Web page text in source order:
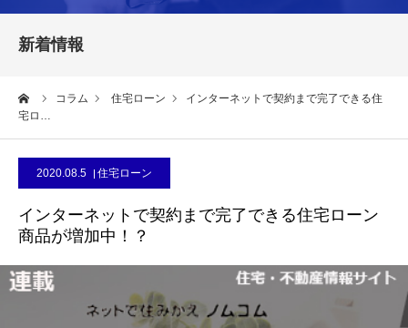
新着情報
コラム 住宅ローン
インターネットで契約まで完了できる住
宅ロ…
2020.08.5 住宅ローン
インターネットで契約まで完了できる住宅ローン
商品が増加中！？